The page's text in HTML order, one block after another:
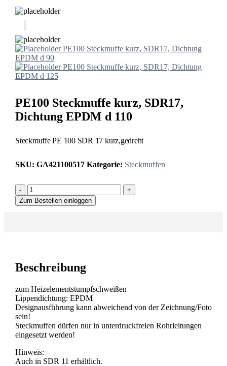
PE100 Steckmuffe kurz, SDR17, Dichtung
EPDM d 90
PE100 Steckmuffe kurz, SDR17, Dichtung
EPDM d 125
PE100 Steckmuffe kurz, SDR17,
Dichtung EPDM d 110
Steckmuffe PE 100 SDR 17 kurz,gedreht
SKU: GA421100517 Kategorie: Steckmuffen
-
+
Zum Bestellen einloggen
Beschreibung
zum Heizelementstumpfschweißen
Lippendichtung: EPDM
Designausführung kann abweichend von der Zeichnung/Foto
sein!
Steckmuffen dürfen nur in unterdruckfreien Rohrleitungen
eingesetzt werden!
Hinweis:
Auch in SDR 11 erhältlich.